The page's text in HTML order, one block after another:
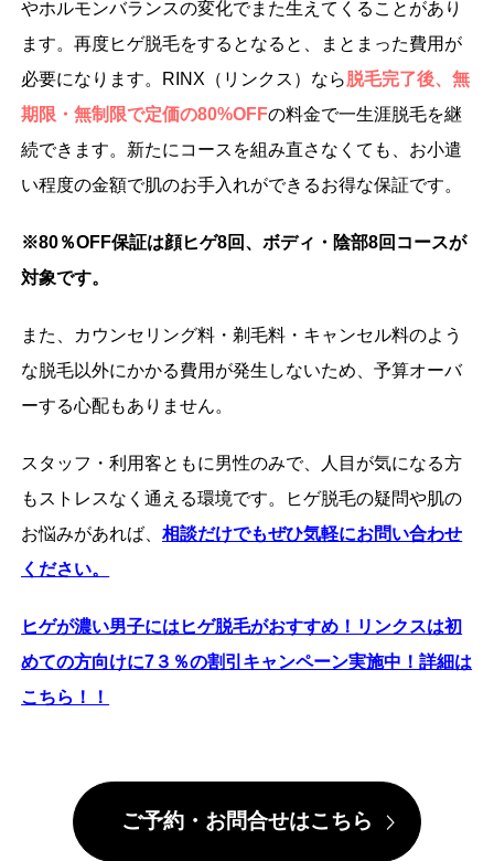
やホルモンバランスの変化でまた生えてくることがあり
ます。再度ヒゲ脱毛をするとなると、まとまった費用が
必要になります。RINX（リンクス）なら脱毛完了後、無
期限・無制限で定価の80%OFFの料金で一生涯脱毛を継
続できます。新たにコースを組み直さなくても、お小遣
い程度の金額で肌のお手入れができるお得な保証です。
※80％OFF保証は顔ヒゲ8回、ボディ・陰部8回コースが
対象です。
また、カウンセリング料・剃毛料・キャンセル料のよう
な脱毛以外にかかる費用が発生しないため、予算オーバ
ーする心配もありません。
スタッフ・利用客ともに男性のみで、人目が気になる方
もストレスなく通える環境です。ヒゲ脱毛の疑問や肌の
お悩みがあれば、相談だけでもぜひ気軽にお問い合わせ
ください。
ヒゲが濃い男子にはヒゲ脱毛がおすすめ！リンクスは初
めての方向けに7３％の割引キャンペーン実施中！詳細は
こちら！！
ご予約・お問合せはこちら